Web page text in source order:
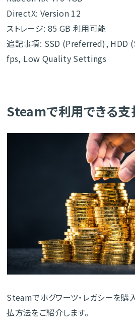
DirectX: Version 12
ストレージ: 85 GB 利用可能
追記事項: SSD (Preferred),
fps, Low Quality Settings
Steamで利用できる支
Steamでホグワーツ・レガシーを購
払方法をご紹介します。